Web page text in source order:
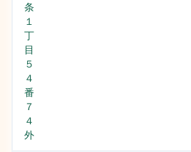
条
１
丁
目
５
４
番
７
４
外